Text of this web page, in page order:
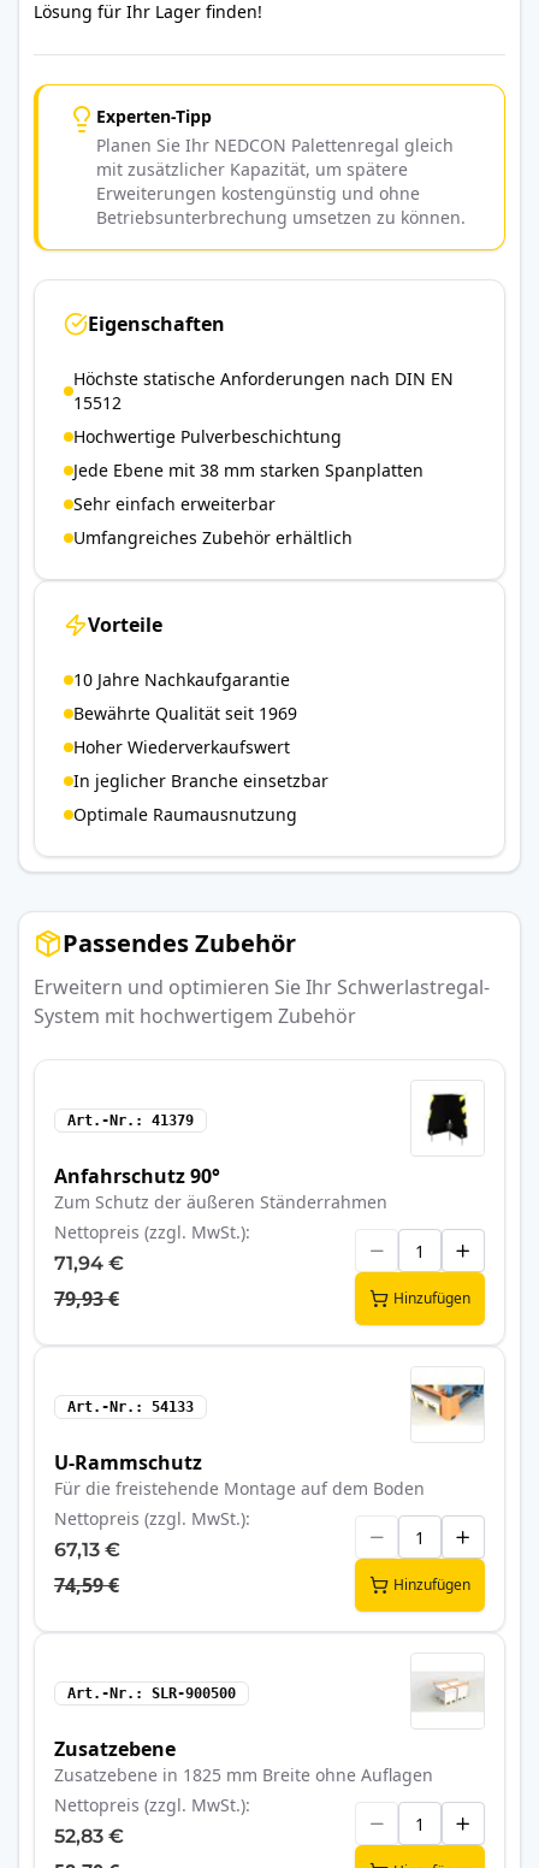
Lösung für Ihr Lager finden!
Experten-Tipp
Planen Sie Ihr NEDCON Palettenregal gleich
mit zusätzlicher Kapazität, um spätere
Erweiterungen kostengünstig und ohne
Betriebsunterbrechung umsetzen zu können.
Eigenschaften
Höchste statische Anforderungen nach DIN EN
15512
Hochwertige Pulverbeschichtung
Jede Ebene mit 38 mm starken Spanplatten
Sehr einfach erweiterbar
Umfangreiches Zubehör erhältlich
Vorteile
10 Jahre Nachkaufgarantie
Bewährte Qualität seit 1969
Hoher Wiederverkaufswert
In jeglicher Branche einsetzbar
Optimale Raumausnutzung
Passendes Zubehör
Erweitern und optimieren Sie Ihr Schwerlastregal-
System mit hochwertigem Zubehör
Art.-Nr. 41379
Anfahrschutz 90°
Zum Schutz der äußeren Ständerrahmen
Nettopreis (zzgl. MwSt.)
71,94 €
79,93 € Hinzufügen
Art.-Nr. 54133
U-Rammschutz
Für die freistehende Montage auf dem Boden
Nettopreis (zzgl. MwSt.)
67,13 €
74,59 € Hinzufügen
Art.-Nr. SLR-900500
Zusatzebene
Zusatzebene in 1825 mm Breite ohne Auflagen
Nettopreis (zzgl. MwSt.)
52,83 €